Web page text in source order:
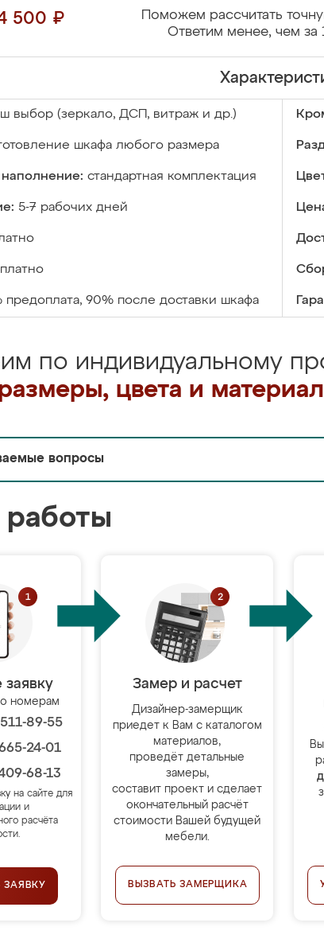
500 ₽
Поможем рассчитать
Ответим менее, чем за
выбор (зеркало, ДСП, витраж и др.)
шкафа любого размера
стандартная комплектация
5-7 рабочих дней
предоплата, 90% после доставки шкафа
по индивидуальному
цвета и
вопросы
заявку
номерам
89-55
24-01
68-13
на сайте для
и
расчёта
ЗАЯВКУ
Замер и расчет
Дизайнер-замерщик
приедет к Вам с каталогом
материалов,
проведёт детальные
замеры,
составит проект и сделает
окончательный расчёт
стоимости Вашей будущей
мебели.
ВЫЗВАТЬ ЗАМЕРЩИКА